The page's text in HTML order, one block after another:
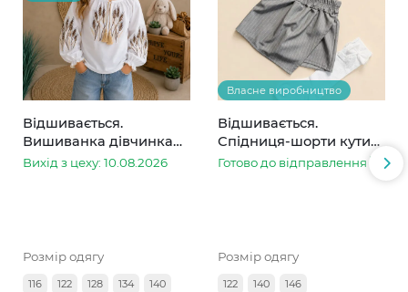
Відшивається.
Вишиванка дівчинка
колоски
Вихід з цеху: 10.08.2026
Розмір одягу
116 122 128 134
140
Власне виробництво
Відшивається.
Спідниця-шорти кутик
сіра в смужку
Готово до відправлення
Розмір одягу
122 140 146